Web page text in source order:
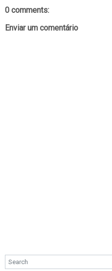
0 comments:
Enviar um comentário